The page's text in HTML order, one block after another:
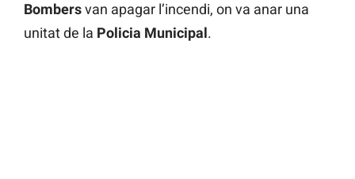
Bombersvan apagar l’incendi, on va anar una
unitat de la Policia Municipal.